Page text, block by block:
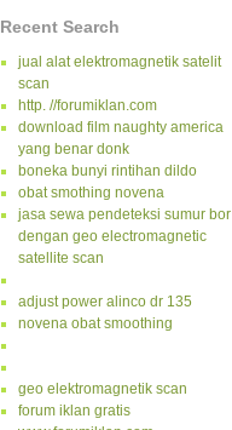
Recent Search
jual alat elektromagnetik satelit
scan
http. //forumiklan.com
download film naughty america
yang benar donk
boneka bunyi rintihan dildo
obat smothing novena
jasa sewa pendeteksi sumur bor
dengan geo electromagnetic
satellite scan
adjust power alinco dr 135
novena obat smoothing
geo elektromagnetik scan
forum iklan gratis